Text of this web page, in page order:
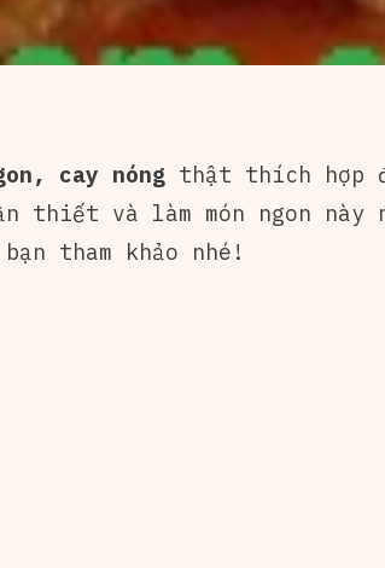
cay nóng thật thích hợp
thiết và làm món ngon
tham khảo nhé!